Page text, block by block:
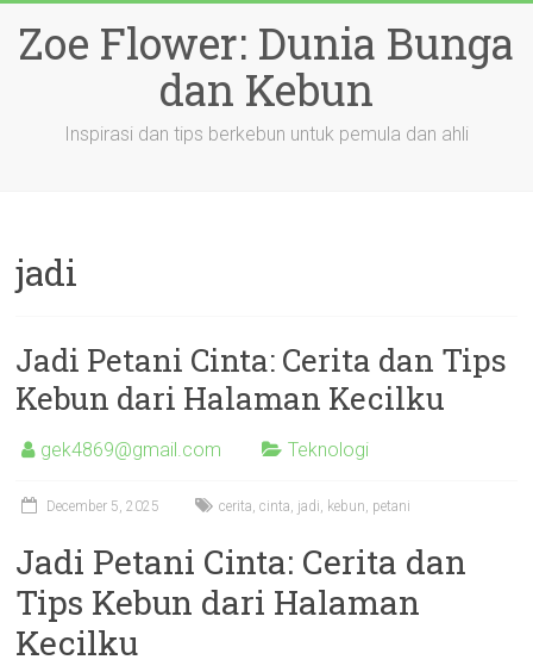
content
Zoe Flower: Dunia Bunga
dan Kebun
Inspirasi dan tips berkebun untuk pemula dan ahli
jadi
Jadi Petani Cinta: Cerita dan Tips
Kebun dari Halaman Kecilku
gek4869@gmail.com Teknologi
December 5, 2025 cerita,cinta, jadi, kebun, petani
Jadi Petani Cinta: Cerita dan
Tips Kebun dari Halaman
Kecilku